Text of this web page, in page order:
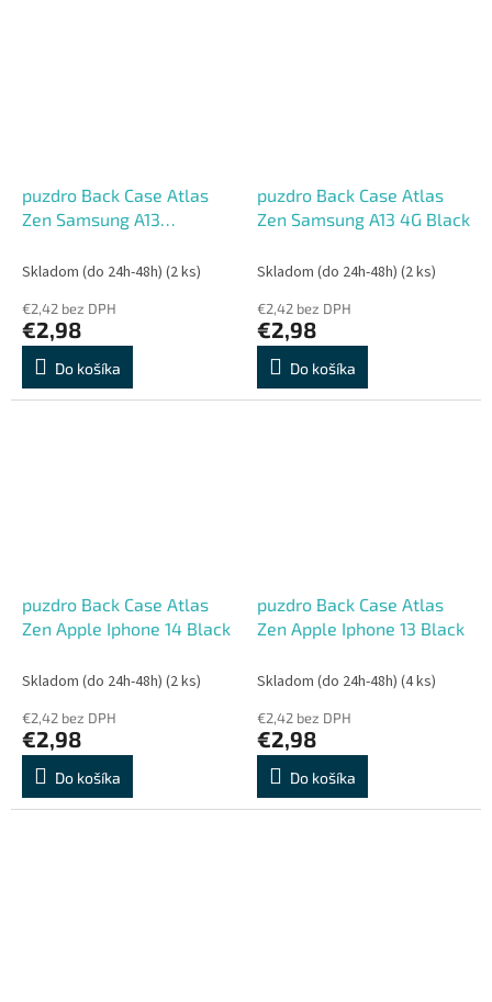
puzdro Back Case Atlas
Zen Samsung A13
Skladom (do 24h-48h) (2 ks)
€2,42 bez DPH
€2,98
Do košíka
puzdro Back Case Atlas
Zen Samsung A13 4G Black
Skladom (do 24h-48h) (2 ks)
€2,42 bez DPH
€2,98
Do košíka
puzdro Back Case Atlas
Zen Apple Iphone 14 Black
Skladom (do 24h-48h) (2 ks)
€2,42 bez DPH
€2,98
Do košíka
puzdro Back Case Atlas
Zen Apple Iphone 13 Black
Skladom (do 24h-48h) (4 ks)
€2,42 bez DPH
€2,98
Do košíka